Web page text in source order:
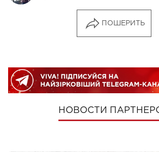
ПОШЕРИТЬ
НОВОСТИ